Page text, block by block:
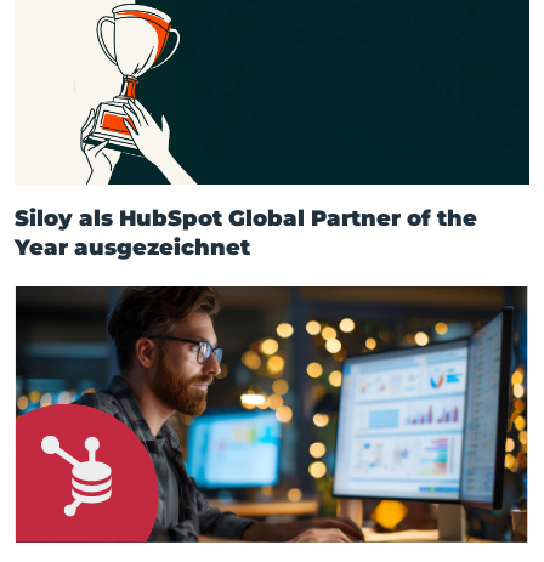
Siloy als HubSpot Global Partner of the
Year ausgezeichnet